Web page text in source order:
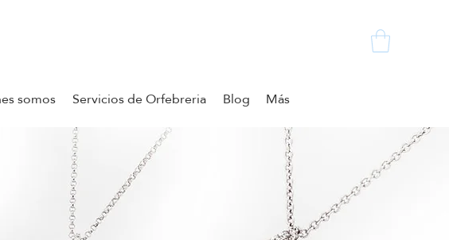
somos Servicios de Orfebreria Blog Más